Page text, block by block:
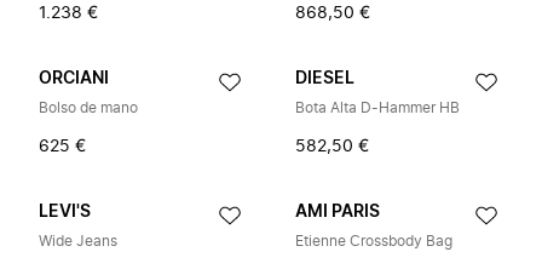
1.238 € 868,50 €
ORCIANI
Bolso de mano
625 €
DIESEL
Bota Alta D-Hammer HB
582,50 €
LEVI'S
Wide Jeans
AMI PARIS
Etienne Crossbody Bag